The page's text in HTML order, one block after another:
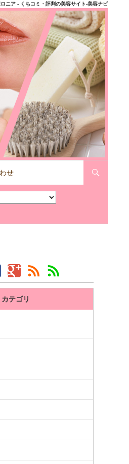
ロニア - くちコミ・評判の美容サイト-美容ナビ
せ
カテゴリ